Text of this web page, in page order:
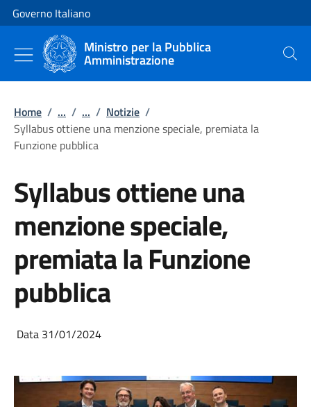
Vai al contenuto
Vai alla navigazione del sito
Governo Italiano
Ministro per la Pubblica
Amministrazione Cerca
Home / ... / ... / Notizie /
Syllabus ottiene una menzione speciale, premiata la
Funzione pubblica
Syllabus ottiene una
menzione speciale,
premiata la Funzione
pubblica
Data 31/01/2024